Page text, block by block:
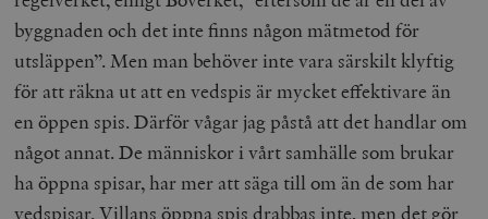
byggnaden och det inte finns någon mätmetod för
utsläppen”. Men man behöver inte vara särskilt klyftig
för att räkna ut att en vedspis är mycket effektivare än
en öppen spis. Därför vågar jag påstå att det handlar om
något annat. De människor i vårt samhälle som brukar
ha öppna spisar, har mer att säga till om än de som har
vedspisar. Villans öppna spis drabbas inte, men det gör